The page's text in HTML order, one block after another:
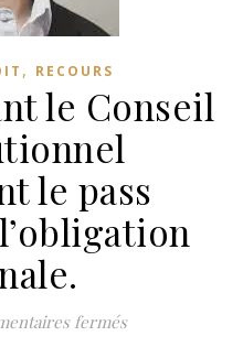
, RECOURS
le Conseil
le pass
ferméssur Recours